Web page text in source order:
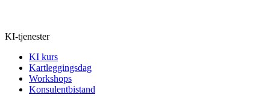
KI-tjenester
KI kurs
Kartleggingsdag
Workshops
Konsulentbistand